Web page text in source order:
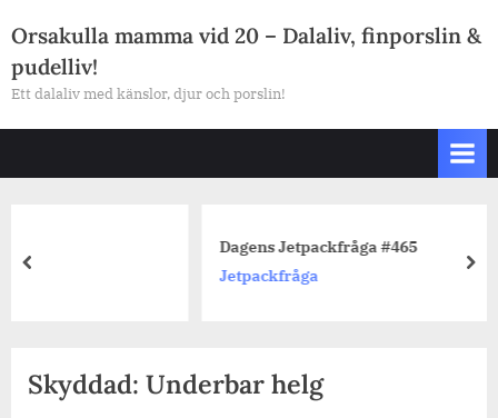
to
content
Orsakulla mamma vid 20 – Dalaliv, finporslin &
pudelliv!
Ett dalaliv med känslor, djur och porslin!
Dagens Jetpackfråga #465
Jetpackfråga
prev
Skyddad: Underbar helg